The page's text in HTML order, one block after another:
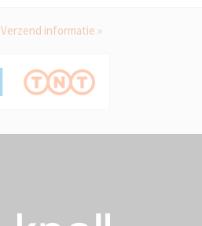
Verzend informatie »